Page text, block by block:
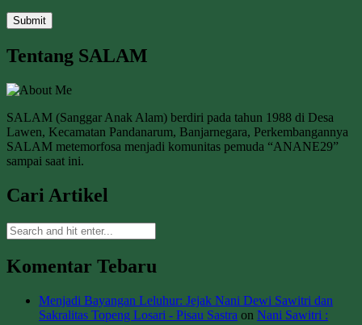
Tentang SALAM
SALAM (Sanggar Anak Alam) berdiri pada tahun 1988 di Desa
Lawen, Kecamatan Pandanarum, Banjarnegara, Perkembangannya
SALAM metemorfosa menjadi komunitas pemuda “ANANE29”
sampai saat ini.
Cari Artikel
Komentar Tebaru
Menjadi Bayangan Leluhur: Jejak Nani Dewi Sawitri dan
Sakralitas Topeng Losari - Pisau Sastra on Nani Sawitri :